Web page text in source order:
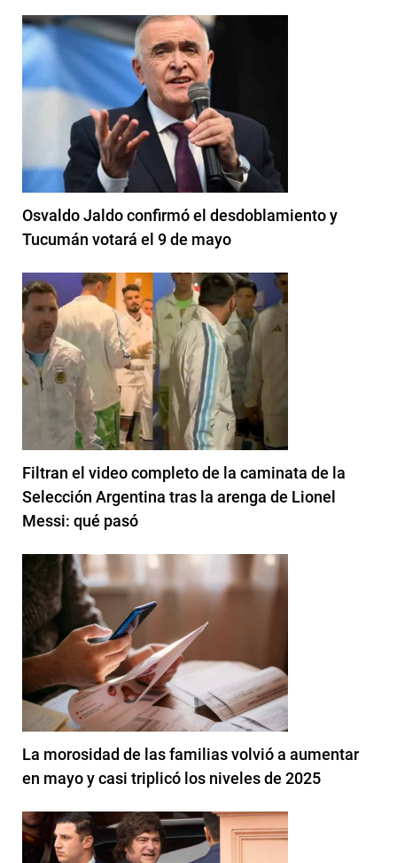
Osvaldo Jaldo confirmó el desdoblamiento y
Tucumán votará el 9 de mayo
Filtran el video completo de la caminata de la
Selección Argentina tras la arenga de Lionel
Messi: qué pasó
La morosidad de las familias volvió a aumentar
en mayo y casi triplicó los niveles de 2025